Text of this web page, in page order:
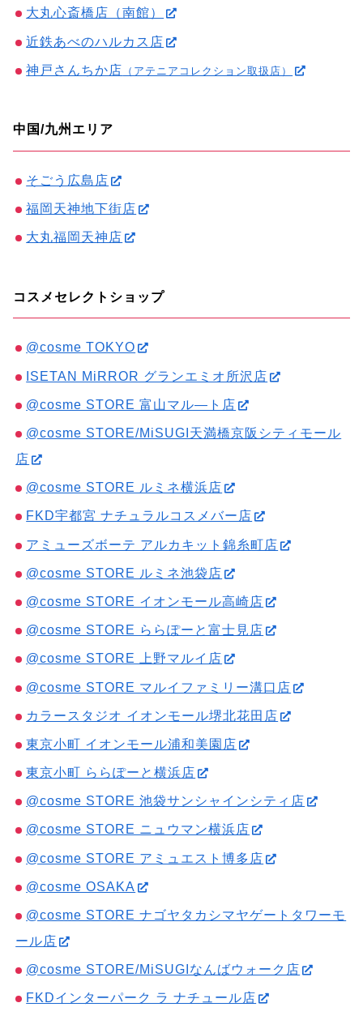
大丸心斎橋店（南館）
近鉄あべのハルカス店
神戸さんちか店 （アテニアコレクション取扱店）
中国/九州エリア
そごう広島店
福岡天神地下街店
大丸福岡天神店
コスメセレクトショップ
@cosme TOKYO
ISETAN MiRROR グランエミオ所沢店
@cosme STORE 富山マル―ト店
@cosme STORE/MiSUGI天満橋京阪シティモール
店
@cosme STORE ルミネ横浜店
FKD宇都宮 ナチュラルコスメバー店
アミューズボーテ アルカキット錦糸町店
@cosme STORE ルミネ池袋店
@cosme STORE イオンモール高崎店
@cosme STORE ららぽーと富士見店
@cosme STORE 上野マルイ店
@cosme STORE マルイファミリー溝口店
カラースタジオ イオンモール堺北花田店
東京小町 イオンモール浦和美園店
東京小町 ららぽーと横浜店
@cosme STORE 池袋サンシャインシティ店
@cosme STORE ニュウマン横浜店
@cosme STORE アミュエスト博多店
@cosme OSAKA
@cosme STORE ナゴヤタカシマヤゲートタワーモ
ール店
@cosme STORE/MiSUGIなんばウォーク店
FKDインターパーク ラ ナチュール店